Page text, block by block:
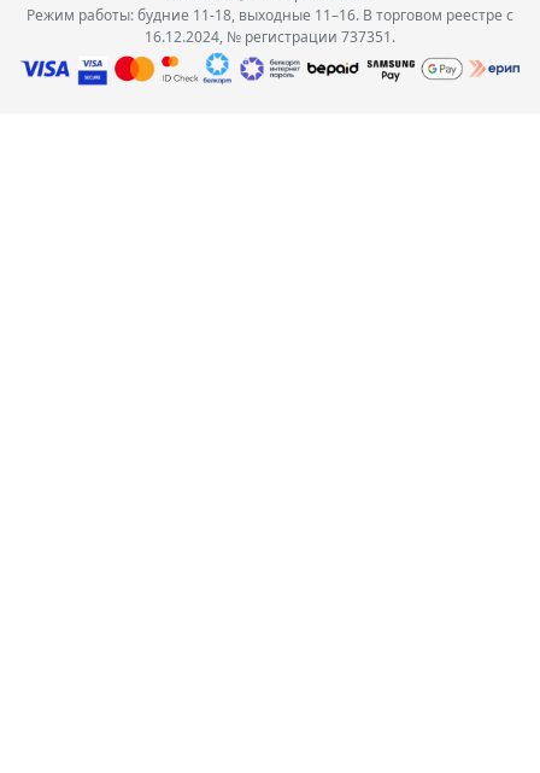
Режим работы: будние 11-18, выходные 11–16. В торговом реестре с
16.12.2024, № регистрации 737351.